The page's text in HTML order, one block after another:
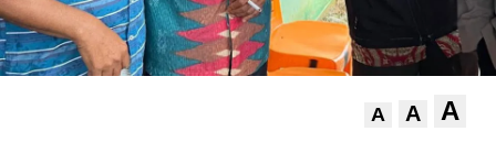
A A A